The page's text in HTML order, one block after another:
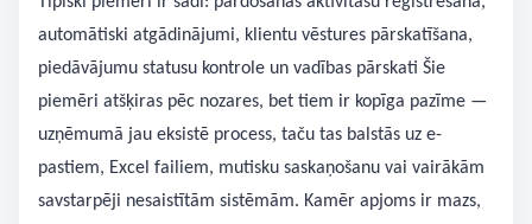
automātiski atgādinājumi, klientu vēstures pārskatīšana,
piedāvājumu statusu kontrole un vadības pārskati Šie
piemēri atšķiras pēc nozares, bet tiem ir kopīga pazīme —
uzņēmumā jau eksistē process, taču tas balstās uz e-
pastiem, Excel failiem, mutisku saskaņošanu vai vairākām
savstarpēji nesaistītām sistēmām. Kamēr apjoms ir mazs,